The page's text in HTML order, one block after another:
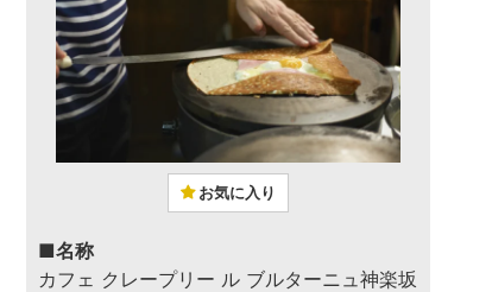
お気に入り
■名称
カフェ クレープリー ル ブルターニュ神楽坂